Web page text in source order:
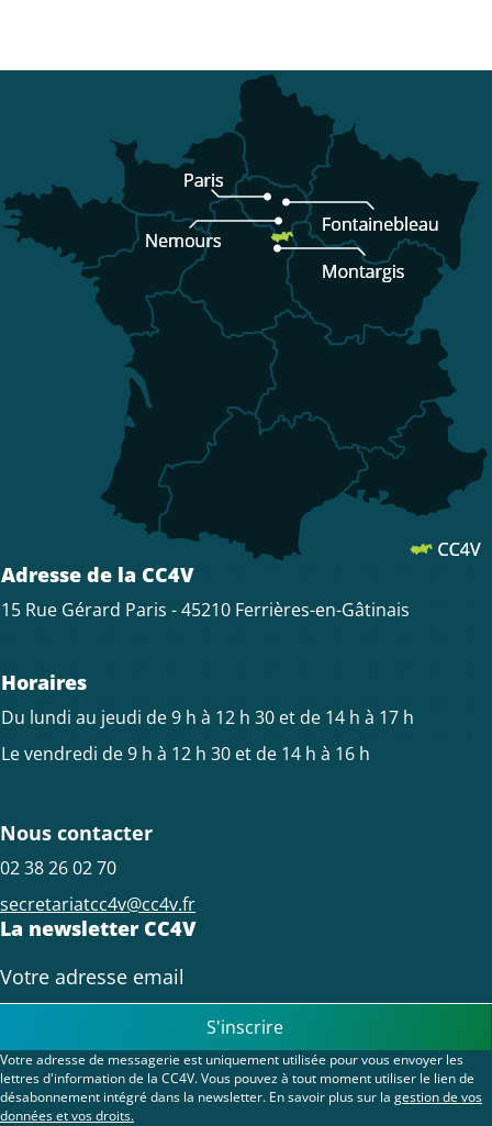
Adresse de la CC4V
15 Rue Gérard Paris - 45210 Ferrières-en-Gâtinais
Horaires
Du lundi au jeudi de 9 h à 12 h 30 et de 14 h à 17 h
Le vendredi de 9 h à 12 h 30 et de 14 h à 16 h
Nous contacter
02 38 26 02 70
secretariatcc4v@cc4v.fr
La newsletter CC4V
Votre adresse de messagerie est uniquement utilisée pour vous envoyer les
lettres d'information de la CC4V. Vous pouvez à tout moment utiliser le lien de
désabonnement intégré dans la newsletter. En savoir plus sur la gestion de vos
données et vos droits.
S'inscrire